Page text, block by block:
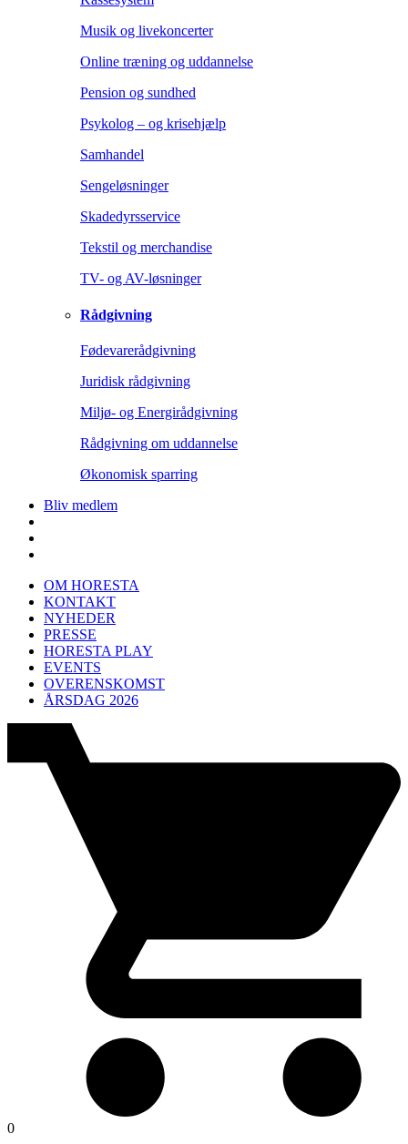
Musik og livekoncerter
Online træning og uddannelse
Pension og sundhed
Psykolog – og krisehjælp
Samhandel
Sengeløsninger
Skadedyrsservice
Tekstil og merchandise
TV- og AV-løsninger
Rådgivning
Fødevarerådgivning
Juridisk rådgivning
Miljø- og Energirådgivning
Rådgivning om uddannelse
Økonomisk sparring
Bliv medlem
OM HORESTA
KONTAKT
NYHEDER
PRESSE
HORESTA PLAY
EVENTS
OVERENSKOMST
ÅRSDAG 2026
0